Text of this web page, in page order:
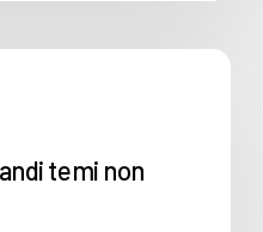
temi non